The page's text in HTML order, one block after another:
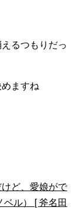
るつもりだっ
ますね
ど、愛娘がで
ル） [ 斧名田